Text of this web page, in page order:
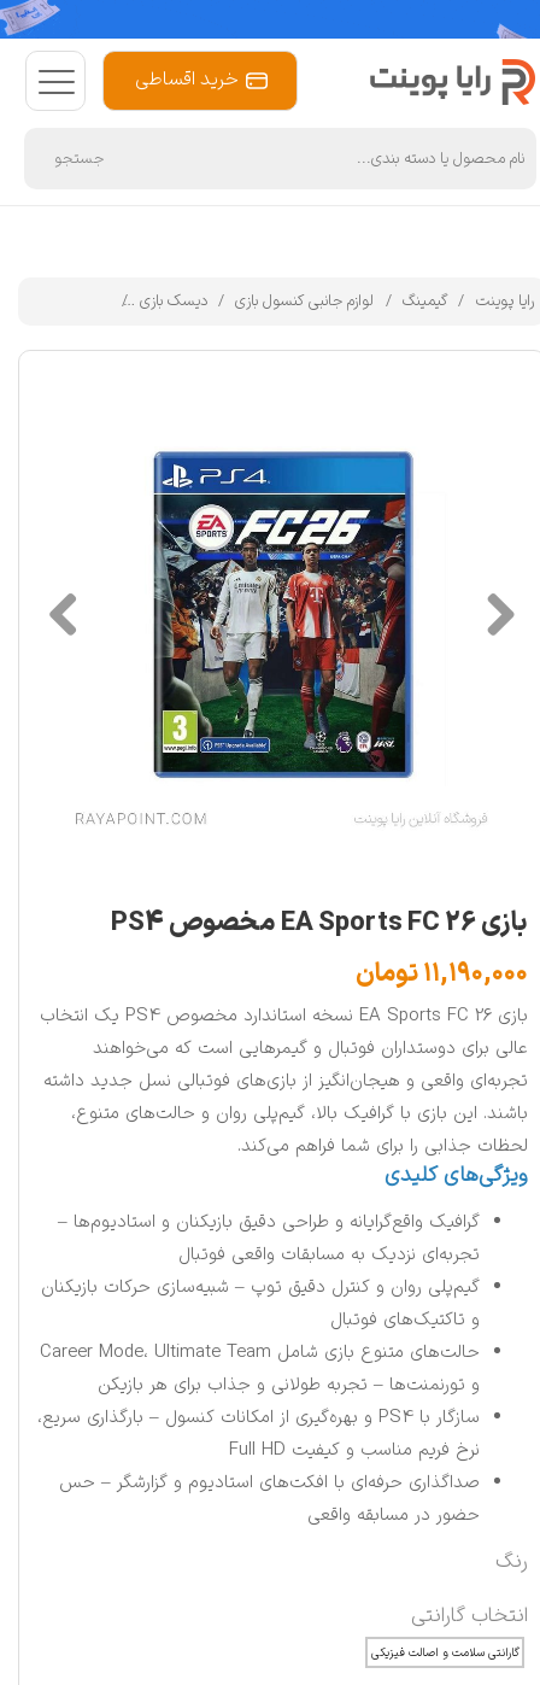
جستجو
خرید اقساطی
رایا پوینت گیمینگ لوازم جانبی کنسول بازی دیسک بازی
بازی EA Sports FC 26 مخصوص PS4
۱۱,۱۹۰,۰۰۰ تومان
بازی EA Sports FC 26 نسخه استاندارد مخصوص PS4 یک انتخاب
عالی برای دوستداران فوتبال و گیمرهایی است که می‌خواهند
تجربه‌ای واقعی و هیجان‌انگیز از بازی‌های فوتبالی نسل جدید داشته
باشند. این بازی با گرافیک بالا، گیم‌پلی روان و حالت‌های متنوع،
لحظات جذابی را برای شما فراهم می‌کند.
ویژگی‌های کلیدی
گرافیک واقع‌گرایانه و طراحی دقیق بازیکنان و استادیوم‌ها –
تجربه‌ای نزدیک به مسابقات واقعی فوتبال
گیم‌پلی روان و کنترل دقیق توپ – شبیه‌سازی حرکات بازیکنان
و تاکتیک‌های فوتبال
حالت‌های متنوع بازی شامل Career Mode، Ultimate Team
و تورنمنت‌ها – تجربه طولانی و جذاب برای هر بازیکن
سازگار با PS4 و بهره‌گیری از امکانات کنسول – بارگذاری سریع،
نرخ فریم مناسب و کیفیت Full HD
صداگذاری حرفه‌ای با افکت‌های استادیوم و گزارشگر – حس
حضور در مسابقه واقعی
رنگ
انتخاب گارانتی
گارانتی سلامت و اصالت فیزیکی